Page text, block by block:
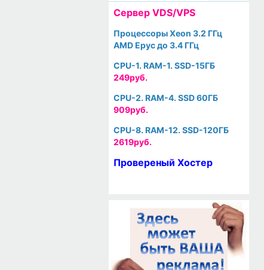
Cервер VDS/VPS
Процессоры Xeon 3.2 ГГц
AMD Epyc до 3.4 ГГц
CPU-1. RAM-1. SSD-15ГБ
249руб.
CPU-2. RAM-4. SSD 60ГБ
909руб.
CPU-8. RAM-12. SSD-120ГБ
2619руб.
Провереный Хостер